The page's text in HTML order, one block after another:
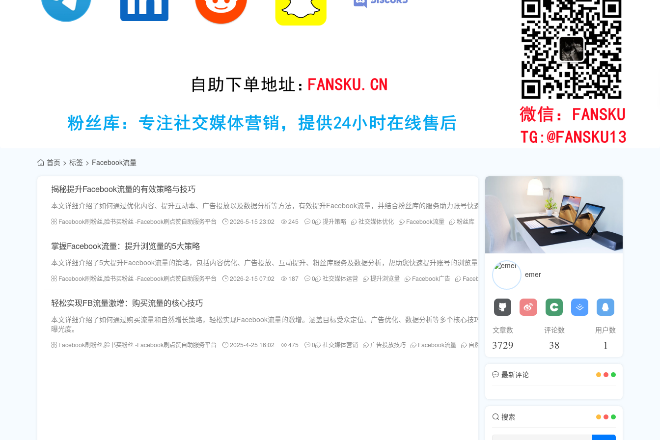
首页 标签 Facebook流量
揭秘提升Facebook流量的有效策略与技巧
本文详细介绍了如何通过优化内容、提升互动率、广告投放以及数据分析等方法，有效提升Facebook流量，并结合粉丝库的服务助力账号快速增长。
Facebook刷粉丝,脸书买粉丝 -Facebook刷点赞自助服务平台 2026-5-15 23:02 245 0 提升策略 社交媒体优化 Facebook流量 粉丝库 刷粉服务
掌握Facebook流量：提升浏览量的5大策略
本文详细介绍了5大提升Facebook流量的策略，包括内容优化、广告投放、互动提升、粉丝库服务及数据分析，帮助您快速提升账号的浏览量和影响力。
Facebook刷粉丝,脸书买粉丝 -Facebook刷点赞自助服务平台 2026-2-15 07:02 187 0 社交媒体运营 提升浏览量 Facebook广告 Facebook流量 粉丝库
轻松实现FB流量激增：购买流量的核心技巧
本文详细介绍了如何通过购买流量和自然增长策略，轻松实现Facebook流量的激增。涵盖目标受众定位、广告优化、数据分析等多个核心技巧，帮助你快速提升品牌
曝光度。
Facebook刷粉丝,脸书买粉丝 -Facebook刷点赞自助服务平台 2025-4-25 16:02 475 0 社交媒体营销 广告投放技巧 Facebook流量 自然流量增长 购买流量策略
emer
文章数
3729
评论数
38
用户数
1
最新评论
搜索